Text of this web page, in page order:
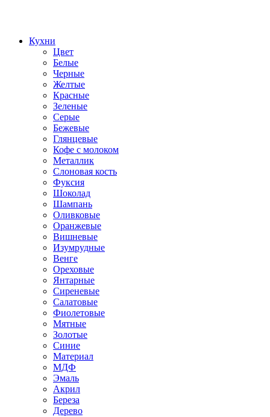
Кухни
Цвет
Белые
Черные
Желтые
Красные
Зеленые
Серые
Бежевые
Глянцевые
Кофе с молоком
Металлик
Слоновая кость
Фуксия
Шоколад
Шампань
Оливковые
Оранжевые
Вишневые
Изумрудные
Венге
Ореховые
Янтарные
Сиреневые
Салатовые
Фиолетовые
Мятные
Золотые
Синие
Материал
МДФ
Эмаль
Акрил
Береза
Дерево